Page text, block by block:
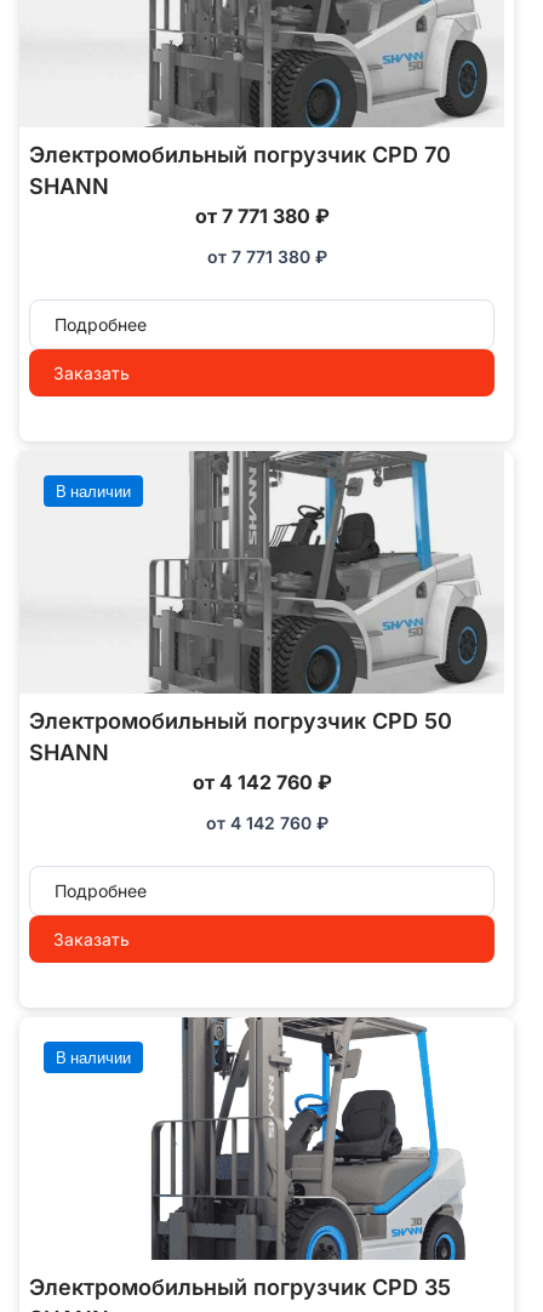
Электромобильный погрузчик CPD 70
SHANN
от 7 771 380 ₽
от 7 771 380 ₽
Подробнее
Заказать
В наличии
Электромобильный погрузчик CPD 50
SHANN
от 4 142 760 ₽
от 4 142 760 ₽
Подробнее
Заказать
В наличии
Электромобильный погрузчик CPD 35